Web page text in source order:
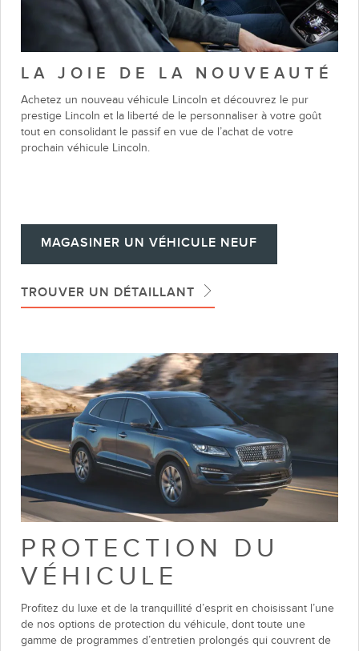
et
dans
un Lincoln
Corsair 2020,
vue
LA JOIE DE LA NOUVEAUTÉ
Achetez un nouveau véhicule Lincoln et découvrez le pur
prestige Lincoln et la liberté de le personnaliser à votre goût
tout en consolidant le passif en vue de l’achat de votre
prochain véhicule Lincoln.
MAGASINER UN VÉHICULE NEUF
TROUVER UN DÉTAILLANT
femme
dans
Corsair 2020,
vue
intérieure
PROTECTION DU
VÉHICULE
Profitez du luxe et de la tranquillité d’esprit en choisissant l’une
de nos options de protection du véhicule, dont toute une
gamme de programmes d’entretien prolongés qui couvrent de